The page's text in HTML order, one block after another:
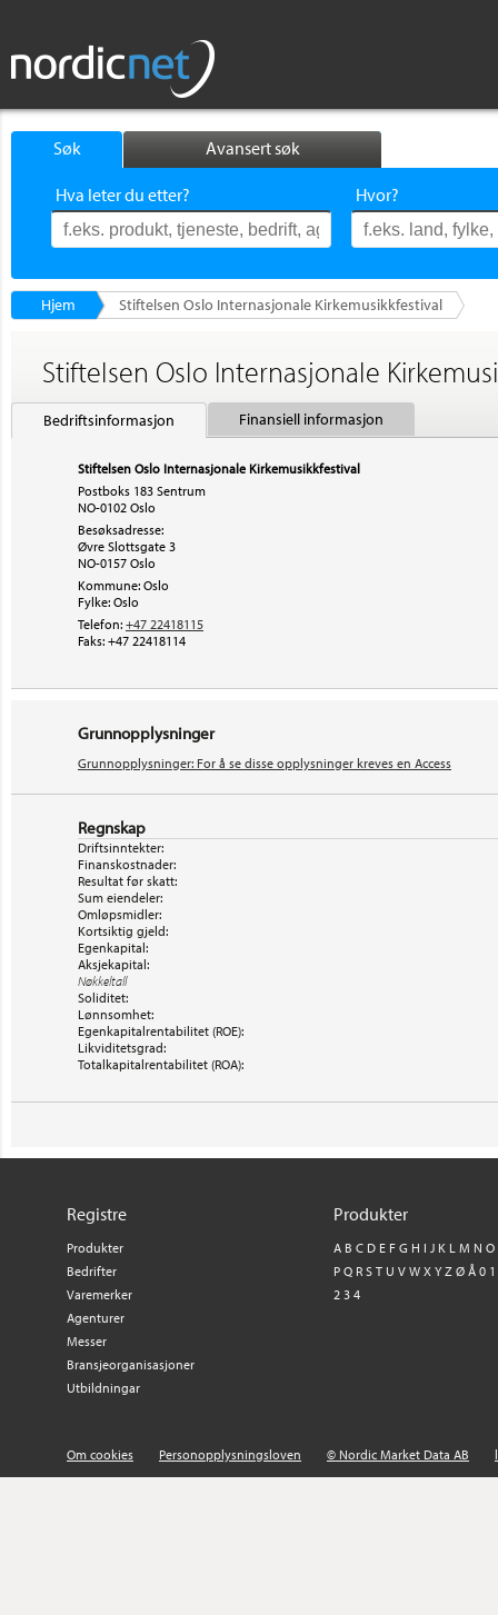
Søk Avansert søk
Hva leter du etter? Hvor?
Hjem Stiftelsen Oslo Internasjonale Kirkemusikkfestival
Stiftelsen Oslo Internasjonale
Bedriftsinformasjon Finansiell informasjon
Stiftelsen Oslo Internasjonale Kirkemusikkfestival
Postboks 183 Sentrum
NO-0102 Oslo
Besøksadresse:
Øvre Slottsgate 3
NO-0157 Oslo
Kommune: Oslo
Fylke: Oslo
Telefon: +47 22418115
Faks: +47 22418114
Grunnopplysninger
Grunnopplysninger: For å se disse opplysninger kreves en Access
Regnskap
Driftsinntekter:
Finanskostnader:
Resultat før skatt:
Sum eiendeler:
Omløpsmidler:
Kortsiktig gjeld:
Egenkapital:
Aksjekapital:
Nøkkeltall
Soliditet:
Lønnsomhet:
Egenkapitalrentabilitet (ROE):
Likviditetsgrad:
Totalkapitalrentabilitet (ROA):
Registre
Produkter
Bedrifter
Varemerker
Agenturer
Messer
Bransjeorganisasjoner
Utbildningar
Produkter
A B C D E F G H I J K L M N O
P Q R S T U V W X Y Z Ø Å 0 1
2 3 4
Om cookies Personopplysningsloven © Nordic Market Data AB